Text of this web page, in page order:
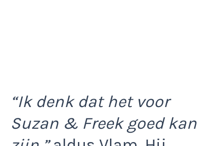
“Ik denk dat het voor
Suzan & Freek goed kan